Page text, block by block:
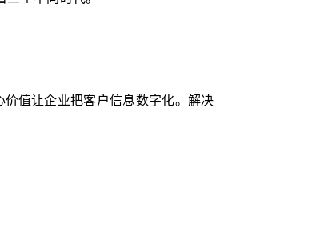
价值让企业把客户信息数字化。 解决